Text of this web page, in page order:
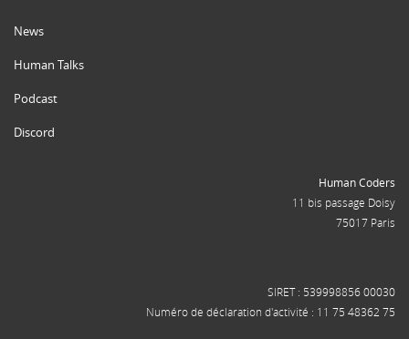
News
Human Talks
Podcast
Discord
Human Coders
11 bis passage Doisy
75017 Paris
SIRET : 539998856 00030
Numéro de déclaration d'activité : 11 75 48362 75